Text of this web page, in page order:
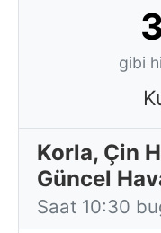
gibi
Korla, Çin
Güncel
Saat 10:30